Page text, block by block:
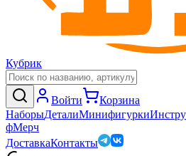
Кубрик
Войти
Корзина
НаборыДеталиМинифигурки
фМерч
ДоставкаКонтакты